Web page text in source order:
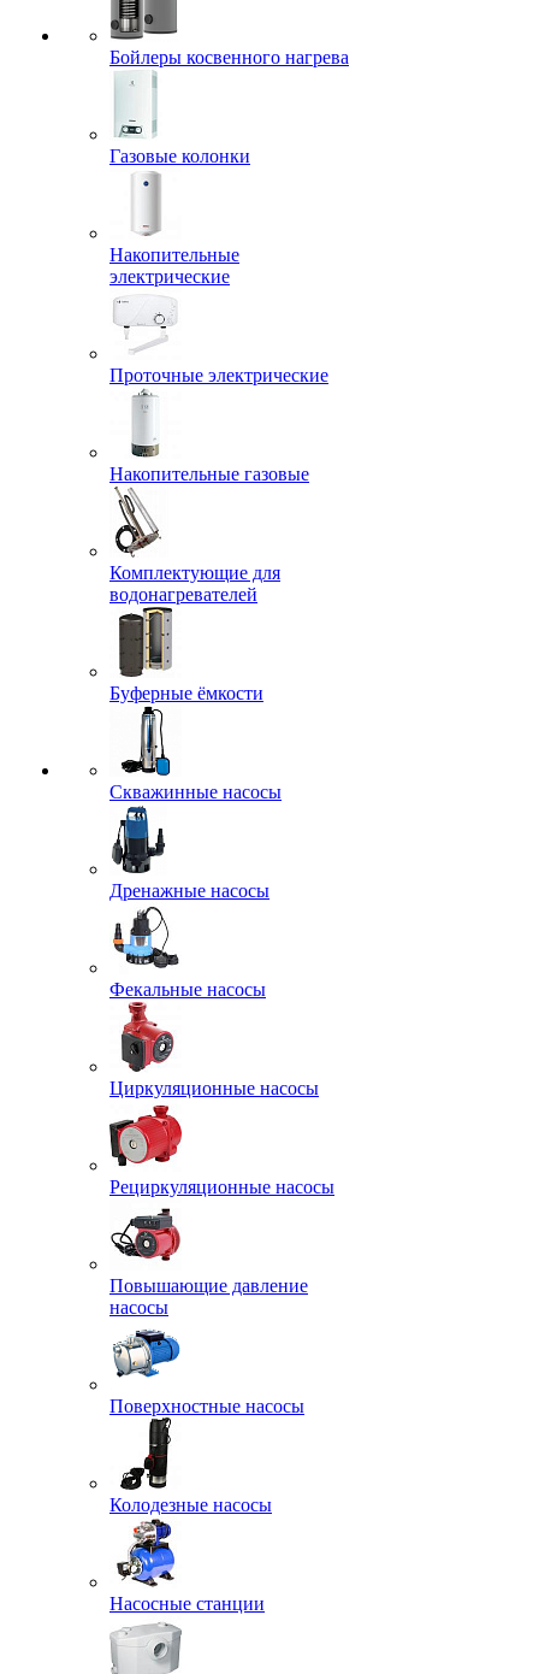
Бойлеры косвенного нагрева
Газовые колонки
Накопительные
электрические
Проточные электрические
Накопительные газовые
Комплектующие для
водонагревателей
Буферные ёмкости
Скважинные насосы
Дренажные насосы
Фекальные насосы
Циркуляционные насосы
Рециркуляционные насосы
Повышающие давление
насосы
Поверхностные насосы
Колодезные насосы
Насосные станции